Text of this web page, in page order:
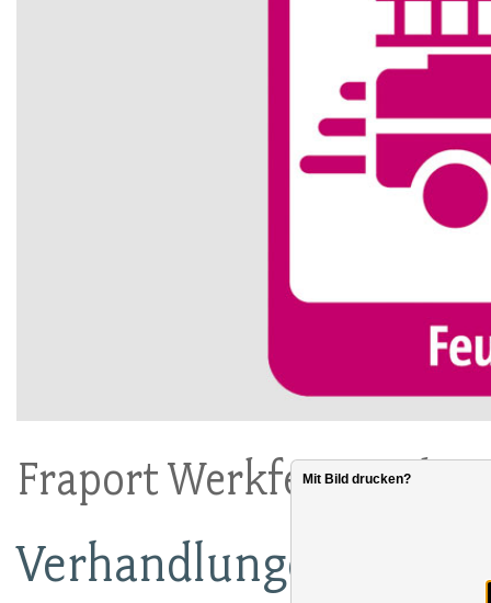
Fraport Werkfeuerwehr
Verhandlungen
Mit Bild drucken?